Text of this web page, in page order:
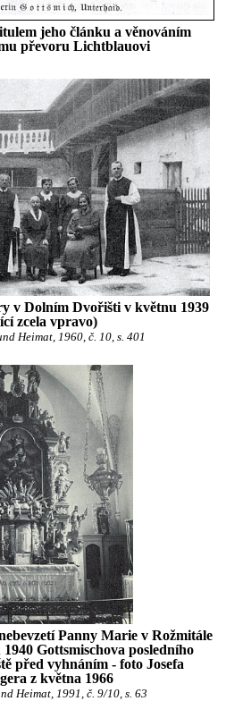
jeho článku a věnováním
převoru Lichtblauovi
v Dolním Dvořišti v květnu 1939
zcela vpravo)
Heimat, 1960, č. 10, s. 401
Panny Marie v Rožmitále
Gottsmischova posledního
před vyhnáním - foto Josefa
z května 1966
Heimat, 1991, č. 9/10, s. 63